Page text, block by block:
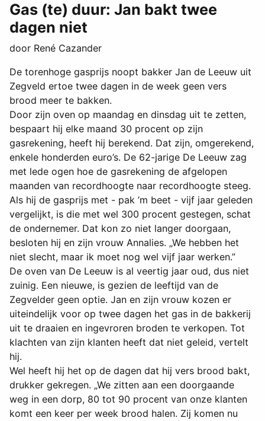
Gas (te) duur: Jan bakt twee
dagen niet
door René Cazander
De torenhoge gasprijs noopt bakker Jan de Leeuw uit
Zegveld ertoe twee dagen in de week geen vers
brood meer te bakken.
Door zijn oven op maandag en dinsdag uit te zetten,
bespaart hij elke maand 30 procent op zijn
gasrekening, heeft hij berekend. Dat zijn, omgerekend,
enkele honderden euro’s. De 62-jarige De Leeuw zag
met lede ogen hoe de gasrekening de afgelopen
maanden van recordhoogte naar recordhoogte steeg.
Als hij de gasprijs met - pak ’m beet - vijf jaar geleden
vergelijkt, is die met wel 300 procent gestegen, schat
de ondernemer. Dat kon zo niet langer doorgaan,
besloten hij en zijn vrouw Annalies. „We hebben het
niet slecht, maar ik moet nog wel vijf jaar werken.”
De oven van De Leeuw is al veertig jaar oud, dus niet
zuinig. Een nieuwe, is gezien de leeftijd van de
Zegvelder geen optie. Jan en zijn vrouw kozen er
uiteindelijk voor op twee dagen het gas in de bakkerij
uit te draaien en ingevroren broden te verkopen. Tot
klachten van zijn klanten heeft dat niet geleid, vertelt
hij.
Wel heeft hij het op de dagen dat hij vers brood bakt,
drukker gekregen. „We zitten aan een doorgaande
weg in een dorp, 80 tot 90 procent van onze klanten
komt een keer per week brood halen. Zij komen nu